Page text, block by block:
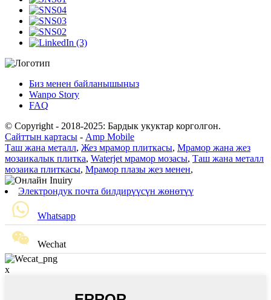
Биз менен байланышыңыз
Wanpo Story
FAQ
© Copyright - 2018-2025: Бардык укуктар корголгон.
Сайттын картасы - Amp Mobile
Таш жана металл, Жез мрамор плиткасы, Мрамор жана жез
мозаикалык плитка, Waterjet мрамор мозасы, Таш жана металл
мозаика плиткасы, Мрамор плазы жез менен,
Электрондук почта билдирүүсүн жөнөтүү
Whatsapp
Wechat
x